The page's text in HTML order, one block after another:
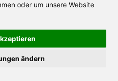
oder um unsere Website
ändern